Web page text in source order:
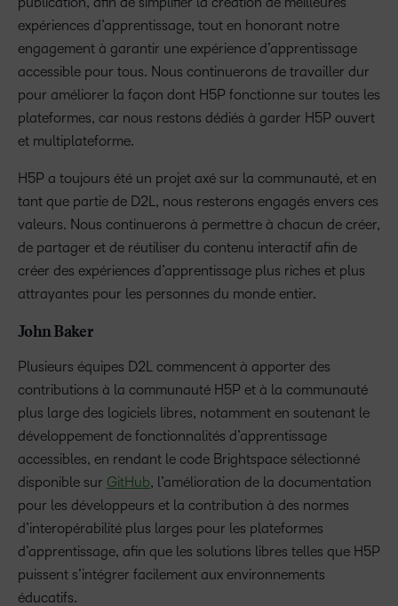
expériences d’apprentissage, tout en honorant notre
engagement à garantir une expérience d’apprentissage
accessible pour tous. Nous continuerons de travailler dur
pour améliorer la façon dont H5P fonctionne sur toutes les
plateformes, car nous restons dédiés à garder H5P ouvert
et multiplateforme.
H5P a toujours été un projet axé sur la communauté, et en
tant que partie de D2L, nous resterons engagés envers ces
valeurs. Nous continuerons à permettre à chacun de créer,
de partager et de réutiliser du contenu interactif afin de
créer des expériences d’apprentissage plus riches et plus
attrayantes pour les personnes du monde entier.
John Baker
Plusieurs équipes D2L commencent à apporter des
contributions à la communauté H5P et à la communauté
plus large des logiciels libres, notamment en soutenant le
développement de fonctionnalités d’apprentissage
accessibles, en rendant le code Brightspace sélectionné
disponible sur GitHub, l’amélioration de la documentation
pour les développeurs et la contribution à des normes
d’interopérabilité plus larges pour les plateformes
d’apprentissage, afin que les solutions libres telles que H5P
puissent s’intégrer facilement aux environnements
éducatifs.